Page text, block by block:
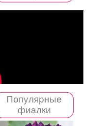
Популярные
фиалки